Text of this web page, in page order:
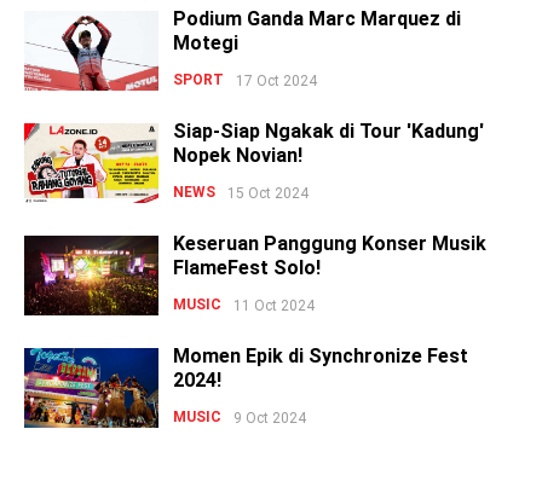
Podium Ganda Marc Marquez di
Motegi
SPORT 17 Oct 2024
Siap-Siap Ngakak di Tour 'Kadung'
Nopek Novian!
NEWS 15 Oct 2024
Keseruan Panggung Konser Musik
FlameFest Solo!
MUSIC 11 Oct 2024
Momen Epik di Synchronize Fest
2024!
MUSIC 9 Oct 2024